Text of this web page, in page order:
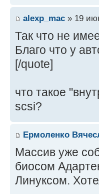
alexp_mac » 19
Так что не
Благо что у
[/quote]
что такое
scsi?
Ермоленко
Массив уже
биосом
Линуксом.